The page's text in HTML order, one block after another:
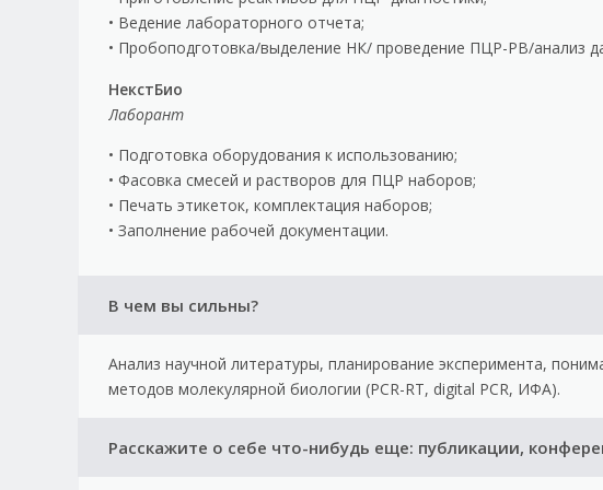
• Ведение лабораторного отчета;
• Пробоподготовка/выделение НК/ проведение ПЦР-РВ/анализ
НекстБио
Лаборант
• Подготовка оборудования к использованию;
• Фасовка смесей и растворов для ПЦР наборов;
• Печать этикеток, комплектация наборов;
• Заполнение рабочей документации.
В чем вы сильны?
Анализ научной литературы, планирование эксперимента,
методов молекулярной биологии (PCR-RT, digital PCR, ИФА).
Расскажите о себе что-нибудь еще: публикации,